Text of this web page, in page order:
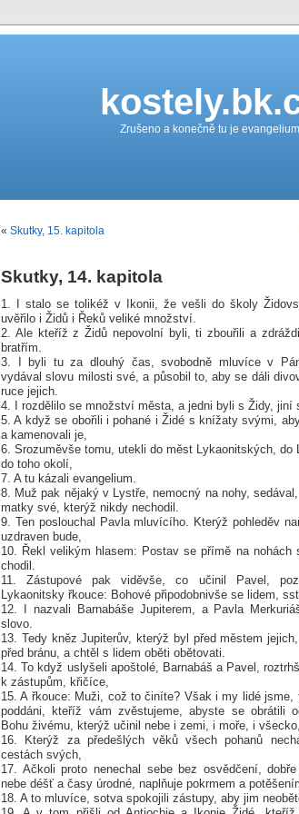
Zrušeno a konečně tu je evangelium
« Skutky, 15. kapitola
Skutky, 14. kapitola
1. I stalo se tolikéž v Ikonii, že vešli do školy
uvěřilo i Židů i Řeků veliké množství.
2. Ale kteříž z Židů nepovolní byli, ti zbouřili a
bratřím.
3. I byli tu za dlouhý čas, svobodně mluvíce v
vydával slovu milosti své, a působil to, aby se dáli
ruce jejich.
4. I rozdělilo se množství města, a jedni byli s Židy, jiní
5. A když se obořili i pohané i Židé s knížaty svými,
a kamenovali je,
6. Srozuměvše tomu, utekli do měst Lykaonitských, do
do toho okolí,
7. A tu kázali evangelium.
8. Muž pak nějaký v Lystře, nemocný na nohy,
matky své, kterýž nikdy nechodil.
9. Ten poslouchal Pavla mluvícího. Kterýž pohleděv
uzdraven bude,
10. Řekl velikým hlasem: Postav se přímě na
chodil.
11. Zástupové pak viděvše, co učinil Pavel,
Lykaonitsky řkouce: Bohové připodobnivše se lidem,
12. I nazvali Barnabáše Jupiterem, a Pavla
slovo.
13. Tedy kněz Jupiterův, kterýž byl před městem
před bránu, a chtěl s lidem oběti obětovati.
14. To když uslyšeli apoštolé, Barnabáš a Pavel,
k zástupům, křičíce,
15. A řkouce: Muži, což to činíte? Však i my lidé
poddáni, kteříž vám zvěstujeme, abyste se obrátili
Bohu živému, kterýž učinil nebe i zemi, i moře, i
16. Kterýž za předešlých věků všech pohanů
cestách svých,
17. Ačkoli proto nenechal sebe bez osvědčení,
nebe déšť a časy úrodné, naplňuje pokrmem a
18. A to mluvíce, sotva spokojili zástupy, aby jim